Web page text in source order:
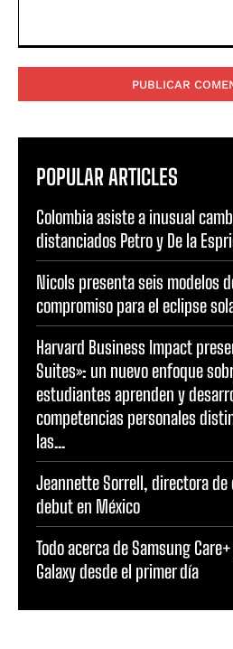
POPULAR ARTICLES
Colombia asiste a inusual
distanciados Petro y De la
Nicols presenta seis modelos
compromiso para el eclipse
Harvard Business Impact
Suites»: un nuevo enfoque
estudiantes aprenden y
competencias personales
las...
Jeannette Sorrell, directora
debut en México
Todo acerca de Samsung
Galaxy desde el primer día